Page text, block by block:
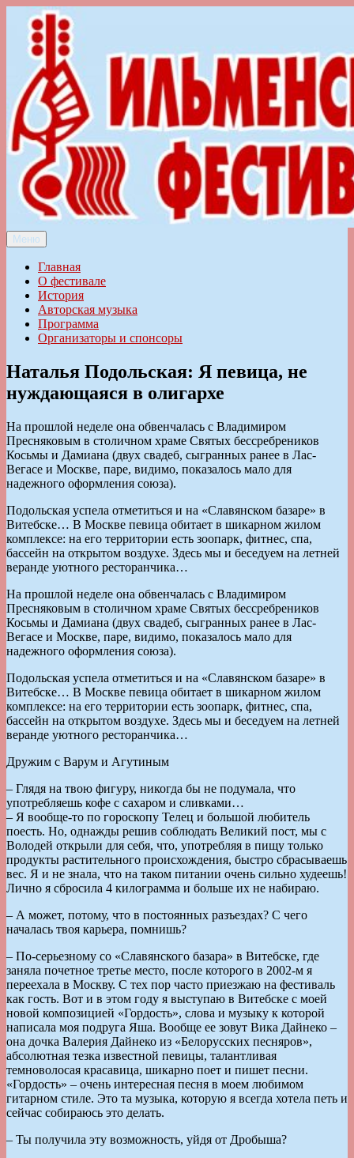
Перейти
содержимому
Ильменский фестиваль авторской песни
Меню
Главная
О фестивале
История
Авторская музыка
Программа
Организаторы и спонсоры
Наталья Подольская: Я певица, не
нуждающаяся в олигархе
На прошлой неделе она обвенчалась с Владимиром
Пресняковым в столичном храме Святых бессребреников
Косьмы и Дамиана (двух свадеб, сыгранных ранее в Лас-
Вегасе и Москве, паре, видимо, показалось мало для
надежного оформления союза).
Подольская успела отметиться и на «Славянском базаре» в
Витебске… В Москве певица обитает в шикарном жилом
комплексе: на его территории есть зоопарк, фитнес, спа,
бассейн на открытом воздухе. Здесь мы и беседуем на летней
веранде уютного ресторанчика…
На прошлой неделе она обвенчалась с Владимиром
Пресняковым в столичном храме Святых бессребреников
Косьмы и Дамиана (двух свадеб, сыгранных ранее в Лас-
Вегасе и Москве, паре, видимо, показалось мало для
надежного оформления союза).
Подольская успела отметиться и на «Славянском базаре» в
Витебске… В Москве певица обитает в шикарном жилом
комплексе: на его территории есть зоопарк, фитнес, спа,
бассейн на открытом воздухе. Здесь мы и беседуем на летней
веранде уютного ресторанчика…
Дружим с Варум и Агутиным
– Глядя на твою фигуру, никогда бы не подумала, что
употребляешь кофе с сахаром и сливками…
– Я вообще-то по гороскопу Телец и большой любитель
поесть. Но, однажды решив соблюдать Великий пост, мы с
Володей открыли для себя, что, употребляя в пищу только
продукты растительного происхождения, быстро сбрасываешь
вес. Я и не знала, что на таком питании очень сильно худеешь!
Лично я сбросила 4 килограмма и больше их не набираю.
– А может, потому, что в постоянных разъездах? С чего
началась твоя карьера, помнишь?
– По-серьезному со «Славянского базара» в Витебске, где
заняла почетное третье место, после которого в 2002-м я
переехала в Москву. С тех пор часто приезжаю на фестиваль
как гость. Вот и в этом году я выступаю в Витебске с моей
новой композицией «Гордость», слова и музыку к которой
написала моя подруга Яша. Вообще ее зовут Вика Дайнеко –
она дочка Валерия Дайнеко из «Белорусских песняров»,
абсолютная тезка известной певицы, талантливая
темноволосая красавица, шикарно поет и пишет песни.
«Гордость» – очень интересная песня в моем любимом
гитарном стиле. Это та музыка, которую я всегда хотела петь и
сейчас собираюсь это делать.
– Ты получила эту возможность, уйдя от Дробыша?